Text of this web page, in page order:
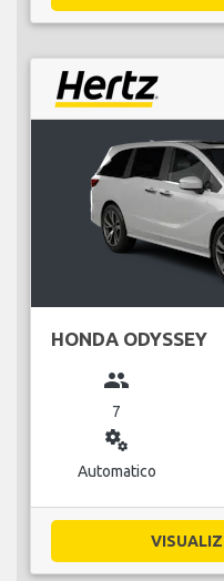
HONDA ODYSSEY
group
7
miscellaneous_services
Automatico